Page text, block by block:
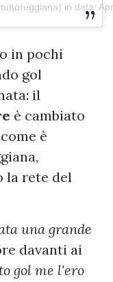
in data:
in pochi
gol
il
è cambiato
è
la rete del
una grande
davanti ai
gol me l'ero